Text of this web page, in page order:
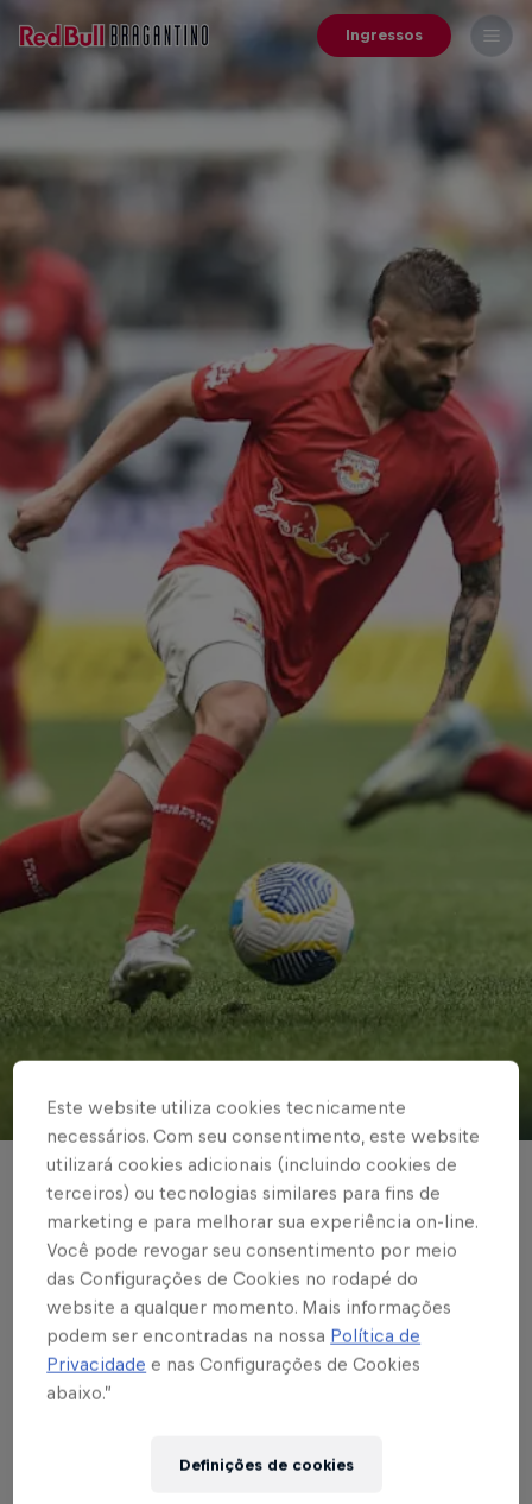
Ingressos
© Red Bull Bragantino
BRASILEIRÃO
Red Bull Bragantino
perde para o
Atlético/MG na Arena
MRV, em duelo válido
Este website utiliza cookies tecnicamente
necessários. Com seu consentimento, este website
utilizará cookies adicionais (incluindo cookies de
terceiros) ou tecnologias similares para fins de
marketing e para melhorar sua experiência on-line.
Você pode revogar seu consentimento por meio
das Configurações de Cookies no rodapé do
website a qualquer momento. Mais informações
podem ser encontradas na nossa Política de
Privacidade e nas Configurações de Cookies
abaixo.”
Definições de cookies